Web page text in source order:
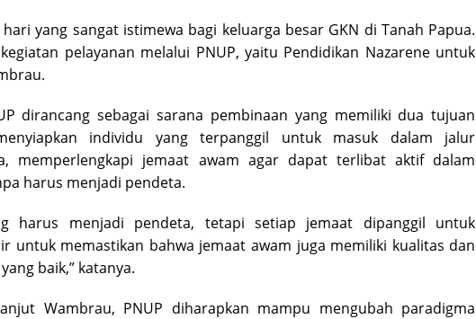
yang sangat istimewa bagi keluarga besar GKN di Tanah Papua.
pelayanan melalui PNUP, yaitu Pendidikan Nazarene untuk
dirancang sebagai sarana pembinaan yang memiliki dua tujuan
individu yang terpanggil untuk masuk dalam jalur
memperlengkapi jemaat awam agar dapat terlibat aktif dalam
harus menjadi pendeta.
harus menjadi pendeta, tetapi setiap jemaat dipanggil untuk
untuk memastikan bahwa jemaat awam juga memiliki kualitas dan
baik,” katanya.
Wambrau, PNUP diharapkan mampu mengubah paradigma